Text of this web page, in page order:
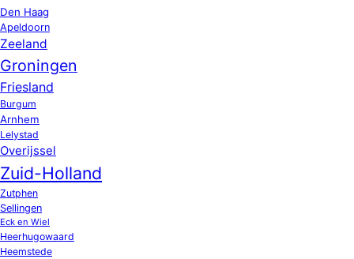
Den Haag
Apeldoorn
Zeeland
Groningen
Friesland
Burgum
Arnhem
Lelystad
Overijssel
Zuid-Holland
Zutphen
Sellingen
Eck en Wiel
Heerhugowaard
Heemstede